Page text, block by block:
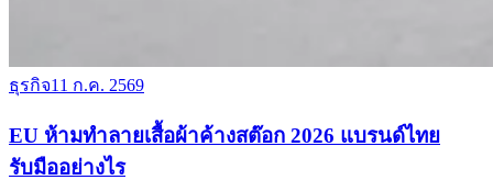
ธุรกิจ11 ก.ค. 2569
EU ห้ามทำลายเสื้อผ้าค้างสต๊อก 2026 แบรนด์ไทย
รับมืออย่างไร